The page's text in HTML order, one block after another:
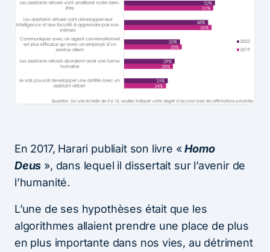
En 2017, Harari publiait son livre «Homo
Deus », dans lequel il dissertait sur l’avenir de
l’humanité.
L’une de ses hypothèses était que les
algorithmes allaient prendre une place de plus
en plus importante dans nos vies, au détriment